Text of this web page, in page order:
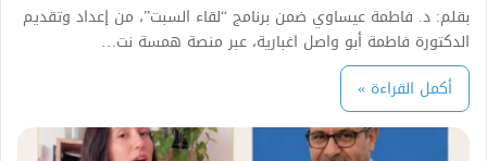
بقلم: د. فاطمة عيساوي ضمن برنامج “لقاء السبت”، من إعداد وتقديم
الدكتورة فاطمة أبو واصل اغبارية، عبر منصة همسة نت…
أكمل القراءة »